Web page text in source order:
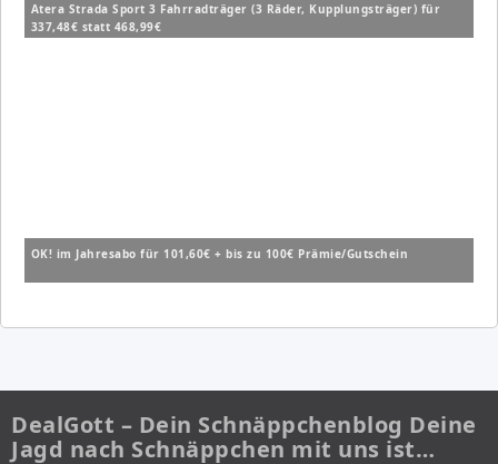
Atera Strada Sport 3 Fahrradträger (3 Räder, Kupplungsträger) für
337,48€ statt 468,99€
OK! im Jahresabo für 101,60€ + bis zu 100€ Prämie/Gutschein
DealGott – Dein Schnäppchenblog Deine
Jagd nach Schnäppchen mit uns ist…